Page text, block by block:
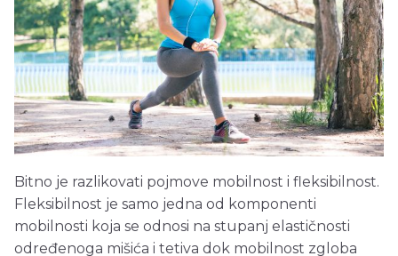
Bitno je razlikovati pojmove mobilnost i fleksibilnost.
Fleksibilnost je samo jedna od komponenti
mobilnosti koja se odnosi na stupanj elastičnosti
određenoga mišića i tetiva dok mobilnost zgloba